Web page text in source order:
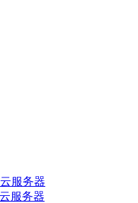
服务器
服务器